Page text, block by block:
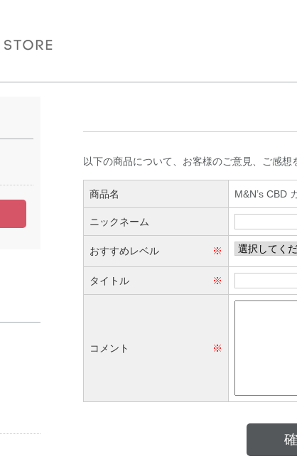
以下の商品について、お客様のご意見、ご感想
商品名 M&N’s CBD
ニックネーム
おすすめレベル ※
タイトル ※
コメント ※